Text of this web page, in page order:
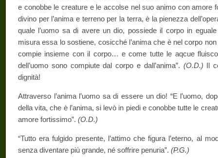
e conobbe le creature e le accolse nel suo animo con amore
divino per l’anima e terreno per la terra, è la pienezza
quale l’uomo sa di avere un dio, possiede il corpo in
misura essa lo sostiene, cosicché l’anima che è nel corpo
compie insieme con il corpo… e come tutte le aqcue
dell’uomo sono compiute dal corpo e dall’anima”. (O.D.) Il
dignità!
Attraverso l’anima l’uomo sa di essere un dio! “E l’uomo,
della vita, che è l’anima, si levò in piedi e conobbe tutte le
amore fortissimo”. (O.D.)
“Tutto era fulgido presente, l’attimo che figura l’eterno, al
senza diventare più grande, né soffrire penuria”. (P.G.)